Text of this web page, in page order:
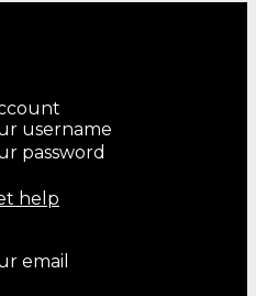
username
password
help
email